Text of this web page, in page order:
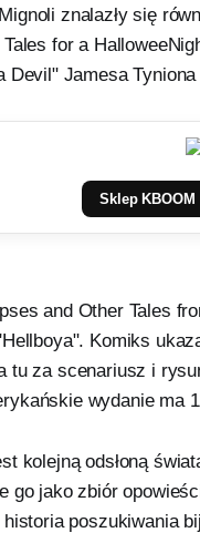
znalazły się
for a
Devil" Jamesa
Sklep KBOOM
and Other Tales
Komiks
tu za scenariusz i
wydanie ma
kolejną odsłoną
go jako zbiór
poszukiwania